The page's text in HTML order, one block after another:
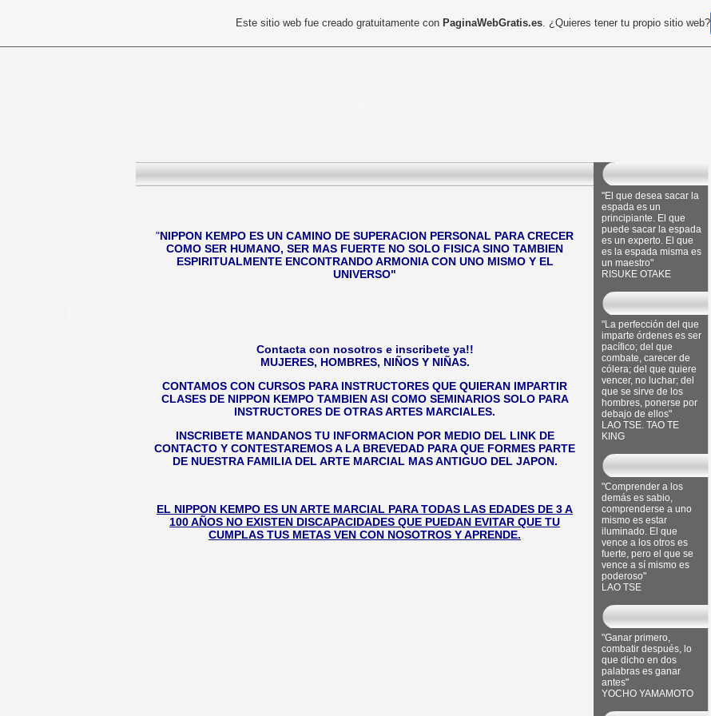
"NIPPON KEMPO ES UN CAMINO DE SUPERACION PERSONAL PARA CRECER
COMO SER HUMANO, SER MAS FUERTE NO SOLO FISICA SINO TAMBIEN
ESPIRITUALMENTE ENCONTRANDO ARMONIA CON UNO MISMO Y EL
UNIVERSO"
Contacta con nosotros e inscribete ya!!
MUJERES, HOMBRES, NIÑOS Y NIÑAS.
CONTAMOS CON CURSOS PARA INSTRUCTORES QUE QUIERAN IMPARTIR
CLASES DE NIPPON KEMPO TAMBIEN ASI COMO SEMINARIOS SOLO PARA
INSTRUCTORES DE OTRAS ARTES MARCIALES.
INSCRIBETE MANDANOS TU INFORMACION POR MEDIO DEL LINK DE
CONTACTO Y CONTESTAREMOS A LA BREVEDAD PARA QUE FORMES PARTE
DE NUESTRA FAMILIA DEL ARTE MARCIAL MAS ANTIGUO DEL JAPON.
EL NIPPON KEMPO ES UN ARTE MARCIAL PARA TODAS LAS EDADES DE 3 A
100 AÑOS NO EXISTEN DISCAPACIDADES QUE PUEDAN EVITAR QUE TU
CUMPLAS TUS METAS VEN CON NOSOTROS Y APRENDE.
"El que desea sacar la
espada es un
principiante. El que
puede sacar la espada
es un experto. El que
es la espada misma es
un maestro"
RISUKE OTAKE
"La perfección del que
imparte órdenes es ser
pacífico; del que
combate, carecer de
cólera; del que quiere
vencer, no luchar; del
que se sirve de los
hombres, ponerse por
debajo de ellos"
LAO TSE. TAO TE
KING
"Comprender a los
demás es sabio,
comprenderse a uno
mismo es estar
iluminado. El que
vence a los otros es
fuerte, pero el que se
vence a sí mismo es
poderoso"
LAO TSE
"Ganar primero,
combatir después, lo
que dicho en dos
palabras es ganar
antes"
YOCHO YAMAMOTO
Este sitio web fue creado gratuitamente con PaginaWebGratis.es. ¿Quieres tener tu propio sitio web?